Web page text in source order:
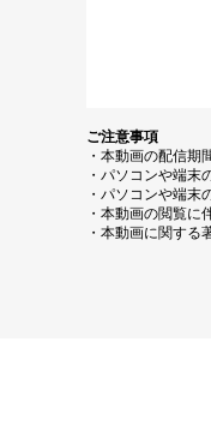
ご注意事項
・本動画の配信期
・パソコンや端末
・パソコンや端末
・本動画の閲覧に
・本動画に関する